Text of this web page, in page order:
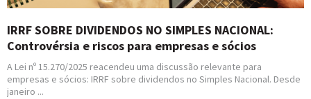
IRRF SOBRE DIVIDENDOS NO SIMPLES NACIONAL:
Controvérsia e riscos para empresas e sócios
A Lei nº 15.270/2025 reacendeu uma discussão relevante para
empresas e sócios: IRRF sobre dividendos no Simples Nacional. Desde
janeiro ...